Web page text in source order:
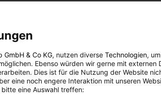
GmbH & Co KG, nutzen diverse Technologien,
Ebenso würden wir gerne mit externen
Dies ist für die Nutzung der Website
eine noch engere Interaktion mit unseren
eine Auswahl treffen: